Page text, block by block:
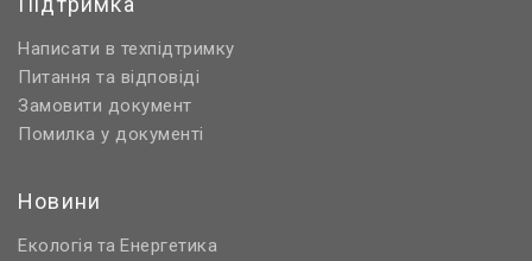
Написати в техпідтримку
Питання та відповіді
Замовити документ
Помилка у документі
Новини
Екологія та Енергетика